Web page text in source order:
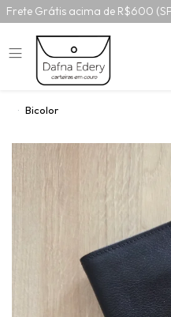
Frete Grátis acima de R$600
Bicolor